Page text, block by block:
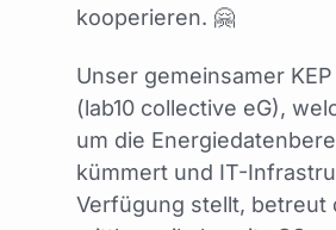
kooperieren. 🤗
Unser gemeinsamer
(lab10 collective eG),
um die
kümmert und IT-
Verfügung stellt, betreut